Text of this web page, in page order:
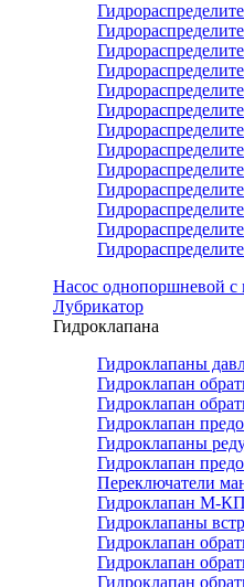
Насос однопоршневой
Лубрикатор
Гидроклапана
Гидроклапаны
Гидроклапан
Гидроклапан
Гидроклапан
Гидроклапаны
Гидроклапан
Переключатели
Гидроклапан М-КП
Гидроклапаны
Гидроклапан
Гидроклапан
Гидроклапан